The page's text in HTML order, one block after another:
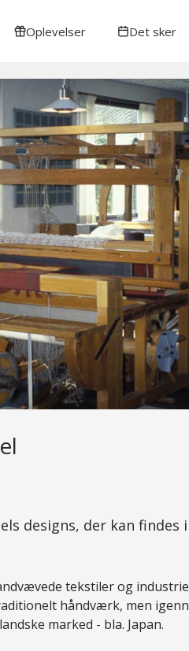
Oplevelser Det sker
designs, der kan findes
tekstiler og
håndværk, men
marked - bla. Japan.